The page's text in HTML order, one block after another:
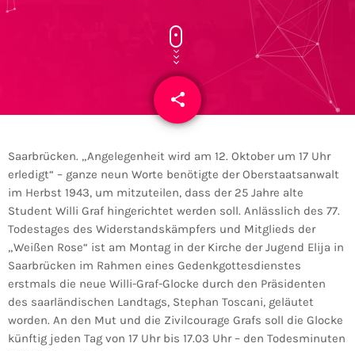
share
email
Saarbrücken. „Angelegenheit wird am 12. Oktober um 17 Uhr
erledigt“ – ganze neun Worte benötigte der Oberstaatsanwalt
im Herbst 1943, um mitzuteilen, dass der 25 Jahre alte
Student Willi Graf hingerichtet werden soll. Anlässlich des 77.
Todestages des Widerstandskämpfers und Mitglieds der
„Weißen Rose“ ist am Montag in der Kirche der Jugend Elija in
Saarbrücken im Rahmen eines Gedenkgottesdienstes
erstmals die neue Willi-Graf-Glocke durch den Präsidenten
des saarländischen Landtags, Stephan Toscani, geläutet
worden. An den Mut und die Zivilcourage Grafs soll die Glocke
künftig jeden Tag von 17 Uhr bis 17.03 Uhr – den Todesminuten